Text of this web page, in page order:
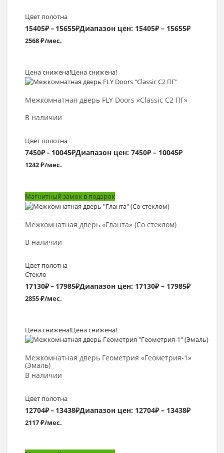
Цвет полотна
15405₽– 15655₽Диапазон цен: 15405₽ – 15655₽
2568 ₽/мес.
Цена снижена!Цена снижена!
Межкомнатная дверь FLY Doors «Classic C2 ПГ»
В наличии
Цвет полотна
7450₽– 10045₽Диапазон цен: 7450₽ – 10045₽
1242 ₽/мес.
Выбрать >
Магнитный замок в подарок
Межкомнатная дверь «Гланта» (Со стеклом)
В наличии
Цвет полотна
Стекло
17130₽– 17985₽Диапазон цен: 17130₽ – 17985₽
2855 ₽/мес.
Выбрать >
Цена снижена!Цена снижена!
Межкомнатная дверь Геометрия «Геометрия-1»
(Эмаль)
В наличии
Цвет полотна
12704₽– 13438₽Диапазон цен: 12704₽ – 13438₽
2117 ₽/мес.
Выбрать >